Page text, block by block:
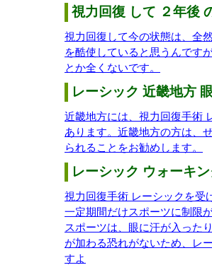
視力回復 して ２年後
視力回復して今の状態は、全
を酷使していると思うんです
とか全くないです。
レーシック 近畿地方
近畿地方には、視力回復手術
あります。近畿地方の方は、
られることをお勧めします。
レーシック ウォーキ
視力回復手術 レーシックを受
一定期間だけスポーツに制限
スポーツは、眼に汗が入った
が加わる恐れがないため、レ
すよ